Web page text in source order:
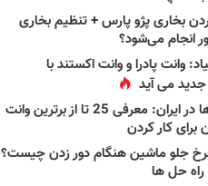
بخاری پژو پارس + تنظیم بخاری
انجام می‌شود؟
وانت پادرا و وانت اکستند با
جدید می آید
بهترین وانت ها در ایران: معرفی 25 تا از برترین وانت
برای کار کردن
جلو ماشین هنگام دور زدن چیست؟
حل ها